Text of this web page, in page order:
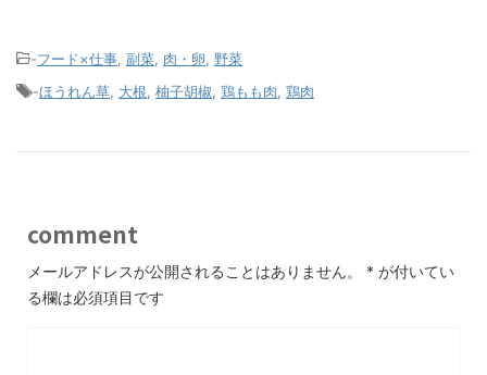
-フード×仕事 副菜 肉・卵
野菜
-ほうれん草 大根 柚子胡椒 鶏もも肉 鶏肉
comment
メールアドレスが公開されることはありません。 * が付いてい
る欄は必須項目です